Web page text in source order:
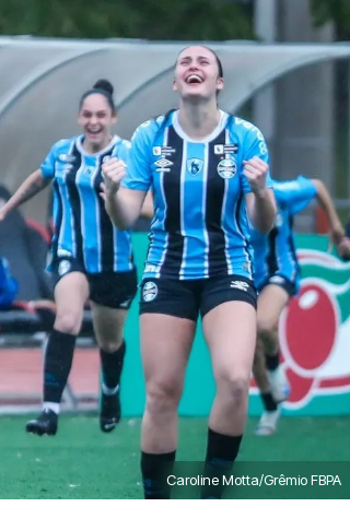
Caroline Motta/Grêmio FBPA